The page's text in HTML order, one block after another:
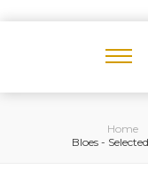
Home
Bloes -